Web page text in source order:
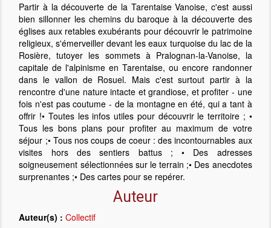
Partir à la découverte de la Tarentaise Vanoise, c'est aussi
bien sillonner les chemins du baroque à la découverte des
églises aux retables exubérants pour découvrir le patrimoine
religieux, s'émerveiller devant les eaux turquoise du lac de la
Rosière, tutoyer les sommets à Pralognan-la-Vanoise, la
capitale de l'alpinisme en Tarentaise, ou encore randonner
dans le vallon de Rosuel. Mais c'est surtout partir à la
rencontre d'une nature intacte et grandiose, et profiter - une
fois n'est pas coutume - de la montagne en été, qui a tant à
offrir !• Toutes les infos utiles pour découvrir le territoire ; •
Tous les bons plans pour profiter au maximum de votre
séjour ;• Tous nos coups de coeur : des incontournables aux
visites hors des sentiers battus ; • Des adresses
soigneusement sélectionnées sur le terrain ;• Des anecdotes
surprenantes ;• Des cartes pour se repérer.
Auteur
Auteur(s) : Collectif